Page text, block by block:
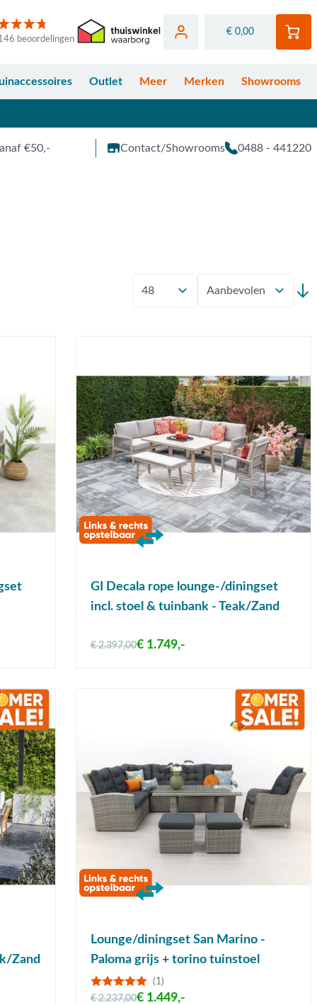
beoordelingen
€ 0,00
Outlet Meer Merken Showrooms
€50,- Contact/Showrooms 0488 - 441220
GI Decala rope lounge-/diningset
incl. stoel & tuinbank - Teak/Zand
€ 2.397,00€ 1.749,-
Zand
Lounge/diningset San Marino -
Paloma grijs + torino tuinstoel
(1)
€ 2.237,00€ 1.449,-